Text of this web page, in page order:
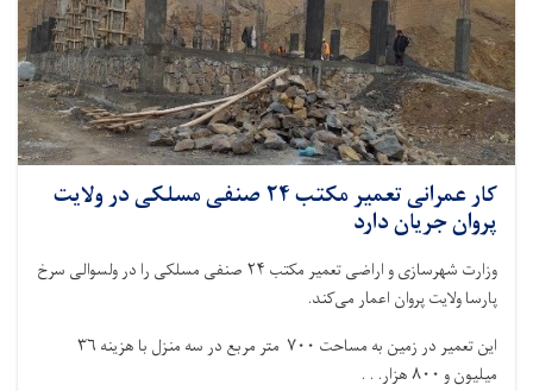
کار عمرانی تعمیر مکتب ۲۴ صنفی مسلکی در ولایت
پروان جریان دارد
وزارت شهرسازی و اراضی تعمیر مکتب ۲۴ صنفی مسلکی را در ولسوالی سرخ
پارسا ولایت پروان اعمار می‌کند.
این تعمیر در زمین به مساحت ۷۰۰ متر مربع در سه منزل با هزینه ۳۶
میلیون و ۸۰۰ هزار. . .